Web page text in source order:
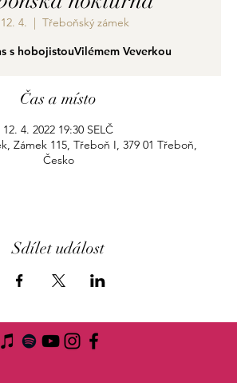
4.
  |
Třeboňský zámek
s hobojistouVilémem Veverkou
Čas a místo
12. 4. 2022 19:30 SELČ
Zámek 115, Třeboň I, 379 01 Třeboň,
Česko
Sdílet událost